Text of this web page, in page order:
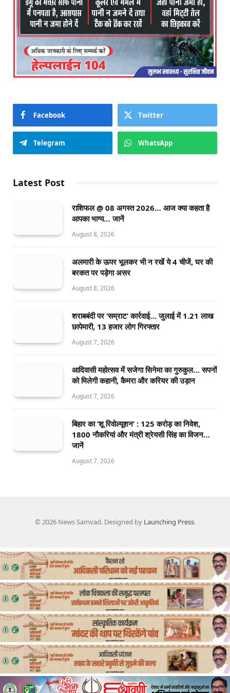
Facebook Twitter
Telegram WhatsApp
Latest Post
राशिफल @ 08 अगस्त 2026… आज क्या कहता है
आपका भाग्य… जानें
August 8, 2026
अलमारी के ऊपर भूलकर भी न रखें ये 4 चीजें, घर की
बरकत पर पड़ेगा असर
August 8, 2026
शराबबंदी पर ‘सम्राट’ कार्रवाई… जुलाई में 1.21 लाख
छापेमारी, 13 हजार लोग गिरफ्तार
August 7, 2026
आदिवासी महोत्सव में सजेगा सिनेमा का गुरुकुल… सपनों
को मिलेगी कहानी, कैमरा और करियर की उड़ान
August 7, 2026
बिहार का ‘शू रिवोल्यूशन’ : 125 करोड़ का निवेश,
1800 नौकरियां और मंत्री श्रेयसी सिंह का विजन…
जानें
August 7, 2026
© 2026 News Samvad. Designed by Launching Press.